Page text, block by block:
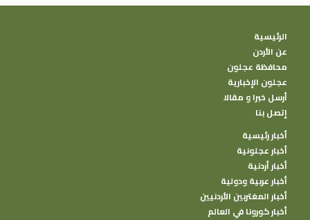
الرئيسية
عن الأردن
محافظة عجلون
عجلون الإخبارية
أرسل خبرا و مقالا
إتصل بنا
أخبار رئيسية
أخبار عجلونية
أخبار أردنية
أخبار عربية ودولية
أخبار المغتربين الأردنيين
أخبار كورونا في العالم